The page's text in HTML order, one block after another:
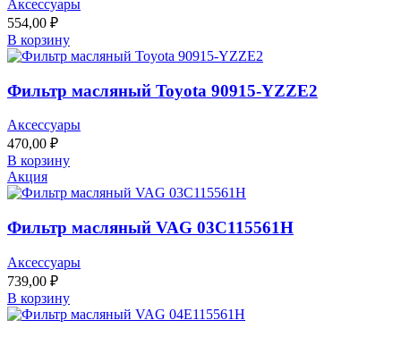
Аксессуары
554,00 ₽
В корзину
Фильтр масляный Toyota 90915-YZZE2
Аксессуары
470,00 ₽
В корзину
Акция
Фильтр масляный VAG 03C115561H
Аксессуары
739,00 ₽
В корзину